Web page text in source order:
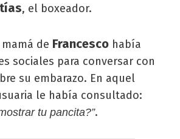
, el boxeador.
de Francesco había
sociales para conversar con
su embarazo. En aquel
le había consultado:
tu pancita?”.